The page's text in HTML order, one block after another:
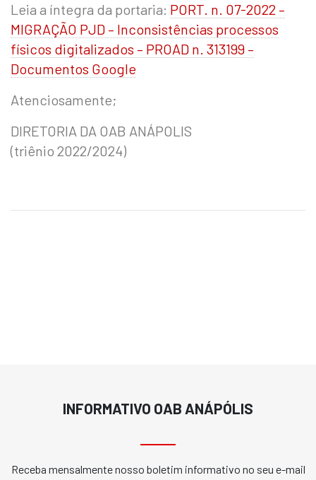
Leia a íntegra da portaria: PORT. n. 07-2022 –
MIGRAÇÃO PJD – Inconsistências processos
físicos digitalizados – PROAD n. 313199 –
Documentos Google
Atenciosamente;
DIRETORIA DA OAB ANÁPOLIS
(triênio 2022/2024)
INFORMATIVO OAB ANÁPÓLIS
Receba mensalmente nosso boletim informativo no seu e-mail